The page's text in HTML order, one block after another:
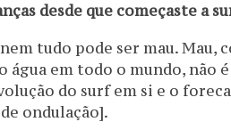
desde que começaste a
tudo pode ser mau. Mau,
água em todo o mundo, não
do surf em si e o
ondulação].